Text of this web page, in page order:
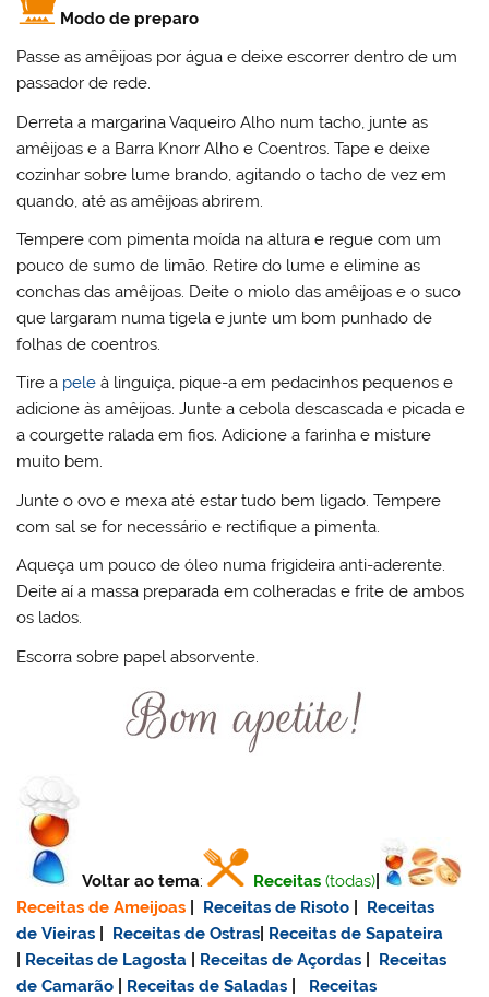
Modo de preparo
Passe as amêijoas por água e deixe escorrer dentro de um
passador de rede.
Derreta a margarina Vaqueiro Alho num tacho, junte as
amêijoas e a Barra Knorr Alho e Coentros. Tape e deixe
cozinhar sobre lume brando, agitando o tacho de vez em
quando, até as amêijoas abrirem.
Tempere com pimenta moída na altura e regue com um
pouco de sumo de limão. Retire do lume e elimine as
conchas das amêijoas. Deite o miolo das amêijoas e o suco
que largaram numa tigela e junte um bom punhado de
folhas de coentros.
Tire a pele à linguiça, pique-a em pedacinhos pequenos e
adicione às amêijoas. Junte a cebola descascada e picada e
a courgette ralada em fios. Adicione a farinha e misture
muito bem.
Junte o ovo e mexa até estar tudo bem ligado. Tempere
com sal se for necessário e rectifique a pimenta.
Aqueça um pouco de óleo numa frigideira anti-aderente.
Deite aí a massa preparada em colheradas e frite de ambos
os lados.
Escorra sobre papel absorvente.
Voltar ao tema: Receitas (todas)
Receitas de Ameijoas
Receitas de Risoto
Receitas
de Vieiras
Receitas de Ostras Receitas de Sapateira
Receitas de Lagosta Receitas de Açordas
Receitas
de Camarão
Receitas de Saladas
Receitas